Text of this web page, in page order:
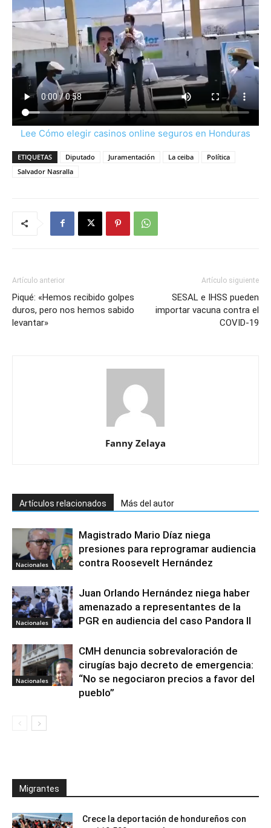
Lee Cómo elegir casinos online seguros en Honduras
ETIQUETAS Diputado Juramentación La ceiba
Política
Salvador Nasralla
Artículo anterior
Piqué: «Hemos recibido golpes
duros, pero nos hemos sabido
levantar»
Artículo siguiente
SESAL e IHSS pueden
importar vacuna contra el
COVID-19
Fanny Zelaya
Artículos relacionados Más del autor
Nacionales
Magistrado Mario Díaz niega
presiones para reprogramar audiencia
contra Roosevelt Hernández
Nacionales
Juan Orlando Hernández niega haber
amenazado a representantes de la
PGR en audiencia del caso Pandora II
Nacionales
CMH denuncia sobrevaloración de
cirugías bajo decreto de emergencia:
“No se negociaron precios a favor del
pueblo”
Migrantes
Crece la deportación de hondureños con